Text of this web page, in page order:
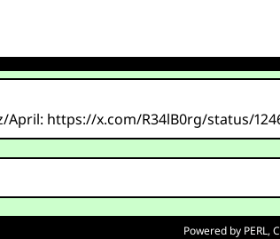
https://x.com/R34lB0rg/status/
Powered by PERL,